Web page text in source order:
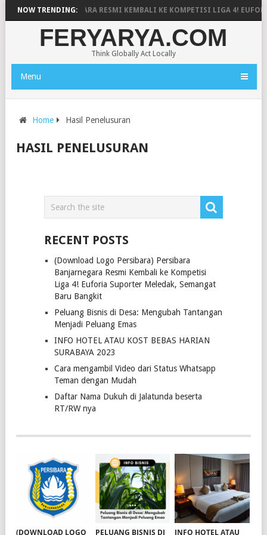
NOW TRENDING:
BANJARNEGARA RESMI KEMBALI KE KOMPETISI LIGA 4!
FERYARYA.COM
Think Globally Act Locally
Menu
Home Hasil Penelusuran
HASIL PENELUSURAN
RECENT POSTS
(Download Logo Persibara) Persibara
Banjarnegara Resmi Kembali ke Kompetisi
Liga 4! Euforia Suporter Meledak, Semangat
Baru Bangkit
Peluang Bisnis di Desa: Mengubah Tantangan
Menjadi Peluang Emas
INFO HOTEL ATAU KOST BEBAS HARIAN
SURABAYA 2023
Cara mengambil Video dari Status Whatsapp
Teman dengan Mudah
Daftar Nama Dukuh di Jalatunda beserta
RT/RW nya
(DOWNLOAD LOGO PELUANG BISNIS DI INFO HOTEL ATAU